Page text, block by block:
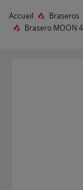
Accueil Braseros
Brasero MOON